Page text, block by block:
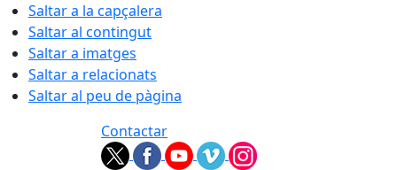
Saltar a la capçalera
Saltar al contingut
Saltar a imatges
Saltar a relacionats
Saltar al peu de pàgina
Contactar